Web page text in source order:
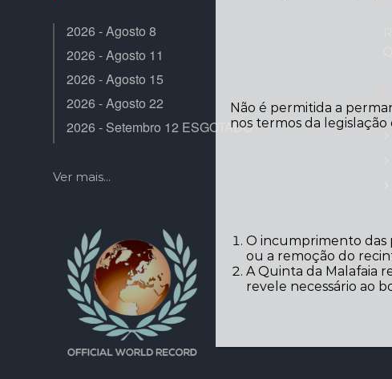
2026 - Agosto 8
2026 - Agosto 11
2026 - Agosto 15
2026 - Agosto 22
2026 - Setembro 12 ESGOTADO
Ver mais...
Não é permitida a
nos termos da legislação
O incumprimento das
ou a remoção do
A Quinta da Malafaia
revele necessário ao